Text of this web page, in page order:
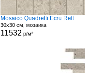
Mosaico Quadretti Ecru Rett
30x30 см, мозаика
11532 р/м²